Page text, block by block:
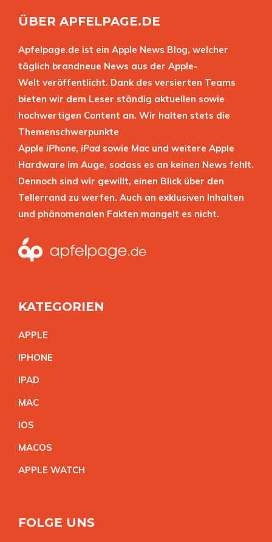
ÜBER APFELPAGE.DE
Apfelpage.de ist ein Apple News Blog, welcher
täglich brandneue News aus der Apple-
Welt veröffentlicht. Dank des versierten Teams
bieten wir dem Leser ständig aktuellen sowie
hochwertigen Content an. Wir halten stets die
Themenschwerpunkte
Apple iPhone, iPad sowie Mac und weitere Apple
Hardware im Auge, sodass es an keinen News fehlt.
Dennoch sind wir gewillt, einen Blick über den
Tellerrand zu werfen. Auch an exklusiven Inhalten
und phänomenalen Fakten mangelt es nicht.
KATEGORIEN
APPLE
IPHONE
IPAD
MAC
IOS
MACOS
APPLE WATCH
FOLGE UNS